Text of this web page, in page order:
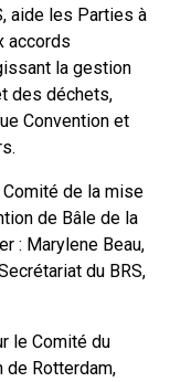
aide les Parties à
accords
la gestion
des déchets,
Convention et
de la mise
de Bâle de la
: Marylene Beau,
du BRS,
le Comité du
de Rotterdam,